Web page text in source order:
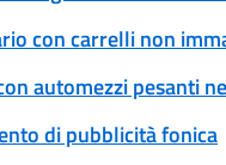
con carrelli non
automezzi pesanti
di pubblicità fonica